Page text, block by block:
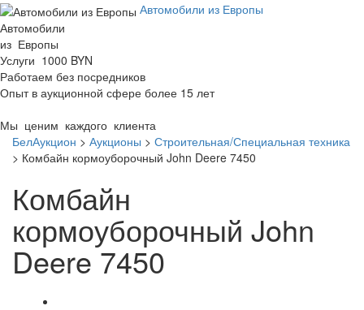
Автомобили из Европы
Автомобили
из Европы
Услуги 1000 BYN
Работаем без посредников
Опыт в аукционной сфере более 15 лет
Мы ценим каждого клиента
БелАукцион > Аукционы > Строительная/Специальная техника
> Комбайн кормоуборочный John Deere 7450
Комбайн
кормоуборочный John
Deere 7450